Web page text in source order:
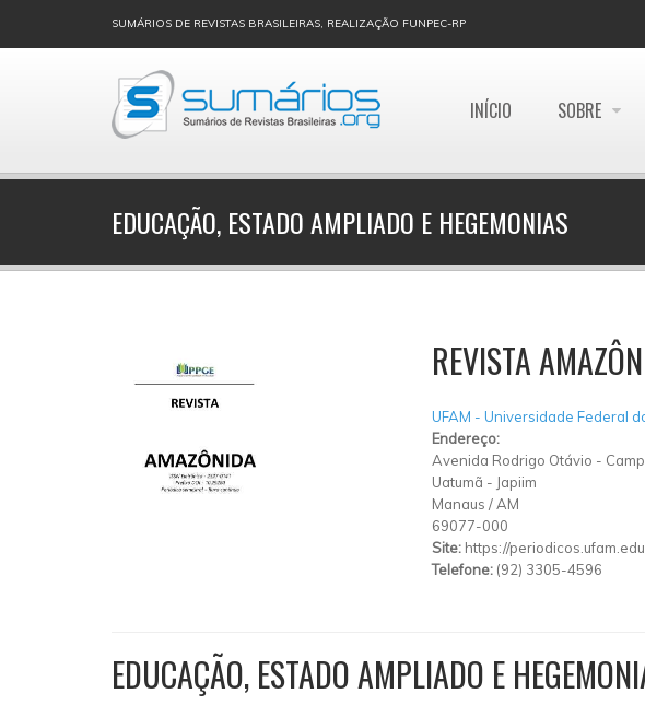
SUMÁRIOS DE REVISTAS BRASILEIRAS, REALIZAÇÃO FUNPEC-RP
INÍCIO SOBRE
EDUCAÇÃO, ESTADO AMPLIADO E HEGEMONIAS
REVISTA
UFAM - Universidade Federal
Endereço:
Avenida Rodrigo Otávio -
Uatumã - Japiim
Manaus /AM
69077-000
Site: https://
Telefone: (92) 3305-4596
EDUCAÇÃO, ESTADO AMPLIADO E